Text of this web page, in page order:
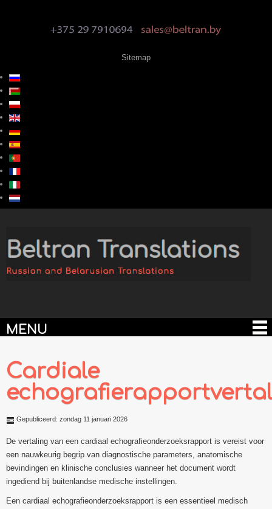
Sitemap
MENU
Cardiale
Gepubliceerd: zondag 11 januari 2026
De vertaling van een cardiaal echografieonderzoeksrapport is vereist voor
een nauwkeurig begrip van diagnostische parameters, anatomische
bevindingen en klinische conclusies wanneer het document wordt
ingediend bij buitenlandse medische instellingen.
Een cardiaal echografieonderzoeksrapport is een essentieel medisch